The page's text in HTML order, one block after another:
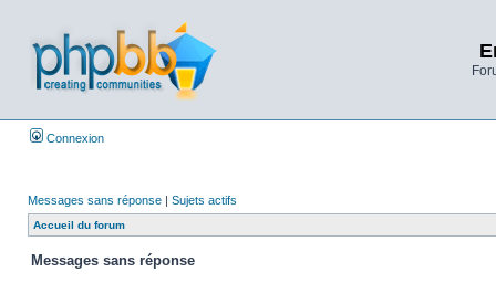
Connexion
Messages sans réponse | Sujets actifs
Accueil du forum
Messages sans réponse